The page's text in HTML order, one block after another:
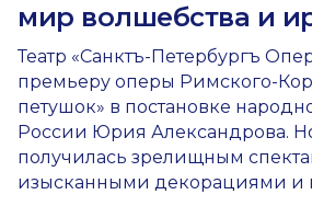
мир волшебства и
Театр «Санктъ-Петербургъ
премьеру оперы Римского-
петушок» в постановке
России Юрия Александрова.
получилась зрелищным
изысканными декорациями и